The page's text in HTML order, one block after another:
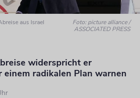
aus Israel
Foto: picture alliance /
ASSOCIATED PRESS
widerspricht er
einem radikalen Plan warnen